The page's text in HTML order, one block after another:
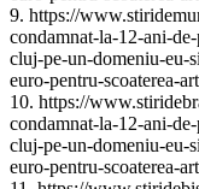
9. https://
condamnat-la-12-ani-
cluj-pe-un-domeniu-eu-
euro-pentru-scoaterea-
10. https://
condamnat-la-12-ani-
cluj-pe-un-domeniu-eu-
euro-pentru-scoaterea-